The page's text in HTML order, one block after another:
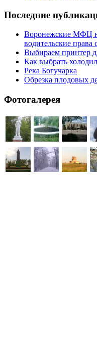
Последние
Воронежские МФЦ
водительские права
Выбираем принтер
Как выбрать
Река Богучарка
Обрезка плодовых
Фотогалерея